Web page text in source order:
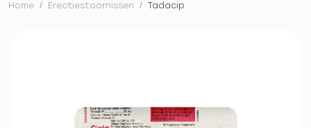
Home / Erectiestoornissen / Tadacip